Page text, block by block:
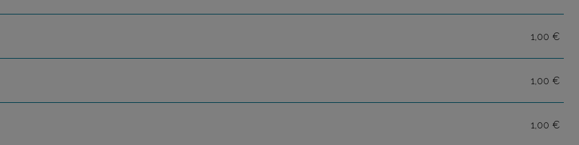
1,00 €
1,00 €
1,00 €